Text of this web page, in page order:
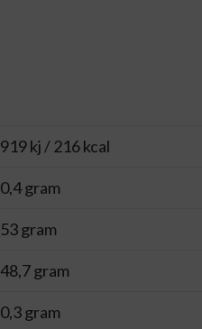
919 kj / 216 kcal
0,4 gram
53 gram
48,7 gram
0,3 gram